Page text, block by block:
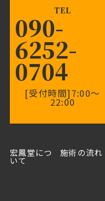
TEL
090-
6252-
0704
[受付時間]7:00〜
22:00
宏鳳堂につ
いて
施術の流れ